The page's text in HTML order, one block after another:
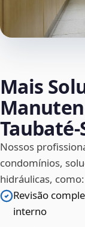
Mais
Nossos
condomínios,
hidráulicas, como:
Revisão
interno